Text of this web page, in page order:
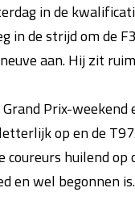
in de
in de strijd om de
aan. Hij zit
Prix-
op en de
huilend
en wel begonnen is.